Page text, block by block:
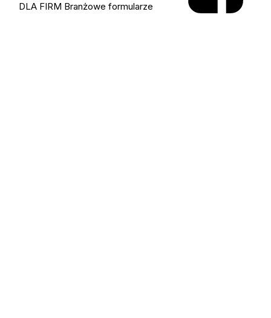
DLA FIRM Branżowe formularze